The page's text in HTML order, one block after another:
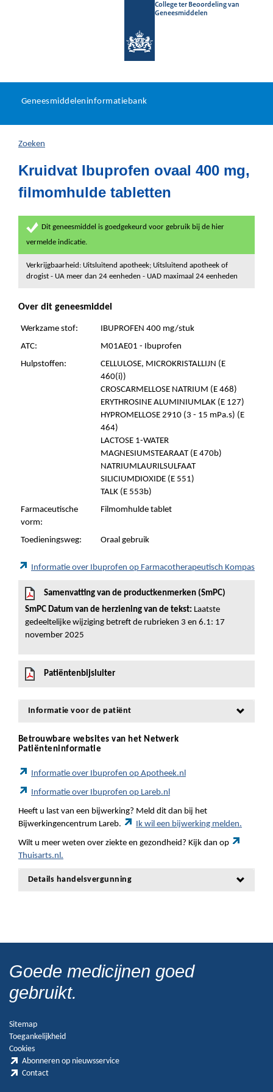
College ter Beoordeling van
Geneesmiddelen
U
hier:
Geneesmiddeleninformatiebank
Zoeken
Kruidvat Ibuprofen ovaal 400 mg,
filmomhulde tabletten
Dit geneesmiddel is goedgekeurd voor gebruik bij de hier
vermelde indicatie.
Verkrijgbaarheid: Uitsluitend apotheek; Uitsluitend apotheek of
drogist - UA meer dan 24 eenheden - UAD maximaal 24 eenheden
Over dit geneesmiddel
Werkzame stof:
IBUPROFEN 400 mg/stuk
ATC:
M01AE01 - Ibuprofen
Hulpstoffen:
CELLULOSE, MICROKRISTALLIJN (E
460(i))
CROSCARMELLOSE NATRIUM (E 468)
ERYTHROSINE ALUMINIUMLAK (E 127)
HYPROMELLOSE 2910 (3 - 15 mPa.s) (E
464)
LACTOSE 1-WATER
MAGNESIUMSTEARAAT (E 470b)
NATRIUMLAURILSULFAAT
SILICIUMDIOXIDE (E 551)
TALK (E 553b)
Farmaceutische
vorm:
Filmomhulde tablet
Toedieningsweg: Oraal gebruik
Informatie over Ibuprofen op Farmacotherapeutisch Kompas
Samenvatting van de productkenmerken (SmPC)
SmPC Datum van de herziening van de tekst: Laatste
gedeeltelijke wijziging betreft de rubrieken 3 en 6.1: 17
november 2025
Patiëntenbijsluiter
Informatie voor de patiënt
Betrouwbare websites van het Netwerk
Patiënteninformatie
Informatie over Ibuprofen op Apotheek.nl
Informatie over Ibuprofen op Lareb.nl
Heeft u last van een bijwerking? Meld dit dan bij het
Bijwerkingencentrum Lareb.
Ik wil een bijwerking melden.
Wilt u meer weten over ziekte en gezondheid? Kijk dan op
Thuisarts.nl.
Details handelsvergunning
Goede medicijnen goed
gebruikt.
Sitemap
Toegankelijkheid
Cookies
Abonneren op nieuwsservice
Contact